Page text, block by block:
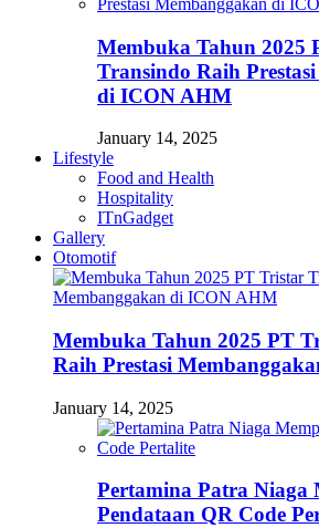
Membuka Tahun 2025
Transindo Raih
di ICON AHM
January 14, 2025
Lifestyle
Food and Health
Hospitality
ITnGadget
Gallery
Otomotif
Membuka Tahun 2025 PT
Raih Prestasi
January 14, 2025
Pertamina Patra Niaga
Pendataan QR Code